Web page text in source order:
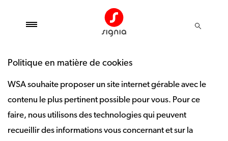
Politique en matière de cookies
WSA souhaite proposer un site internet gérable avec le
contenu le plus pertinent possible pour vous. Pour ce
faire, nous utilisons des technologies qui peuvent
recueillir des informations vous concernant et sur la